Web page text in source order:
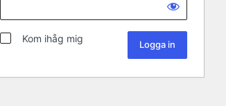
Kom ihåg mig